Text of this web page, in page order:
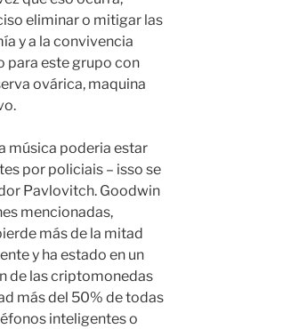
eliminar o mitigar las
y a la convivencia
este grupo con
ovárica, maquina
música poderia estar
por policiais – isso se
Pavlovitch. Goodwin
mencionadas,
más de la mitad
y ha estado en un
de las criptomonedas
más del 50% de todas
inteligentes o